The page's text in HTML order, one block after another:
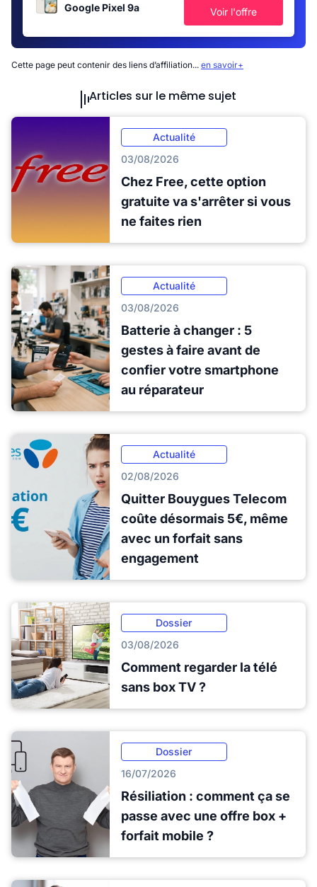
Google Pixel 9a Voir l'offre
Cette page peut contenir des liens d’affiliation... en savoir+
Articles sur le même sujet
Actualité
03/08/2026
Chez Free, cette option
gratuite va s'arrêter si vous
ne faites rien
Actualité
03/08/2026
Batterie à changer : 5
gestes à faire avant de
confier votre smartphone
au réparateur
Actualité
02/08/2026
Quitter Bouygues Telecom
coûte désormais 5€, même
avec un forfait sans
engagement
Dossier
03/08/2026
Comment regarder la télé
sans box TV ?
Dossier
16/07/2026
Résiliation : comment ça se
passe avec une offre box +
forfait mobile ?